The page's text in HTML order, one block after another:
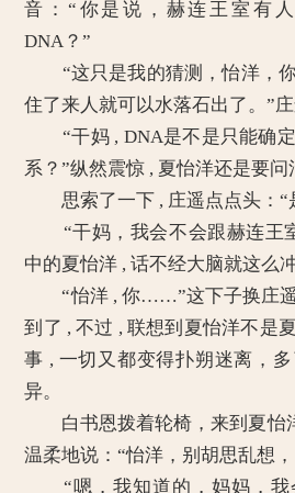
音：“你是说，赫连王室有
DNA？”
“这只是我的猜测，怡洋，你
住了来人就可以水落石出了。”庄
“干妈 , DNA是不是只能确定
系？”纵然震惊 , 夏怡洋还是要问
思索了一下 , 庄遥点点头：“
“干妈，我会不会跟赫连王
中的夏怡洋 , 话不经大脑就这么
“怡洋 , 你……”这下子换庄遥
到了 , 不过 , 联想到夏怡洋不是
事 , 一切又都变得扑朔迷离，
异。
白书恩拨着轮椅，来到夏怡
温柔地说：“怡洋，别胡思乱想
“嗯，我知道的，妈妈，我